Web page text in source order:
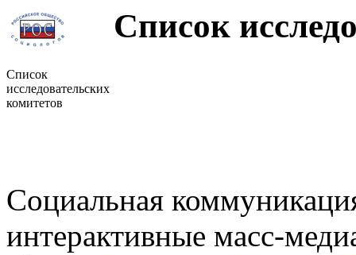
Список
Список
исследовательских
комитетов
Социальная
интерактивные масс-